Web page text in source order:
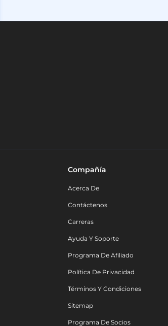
Compañía
Acerca De
Contáctenos
Carreras
Ayuda Y Soporte
Programa De Afiliado
Política De Privacidad
Términos Y Condiciones
Sitemap
Programa De Socios